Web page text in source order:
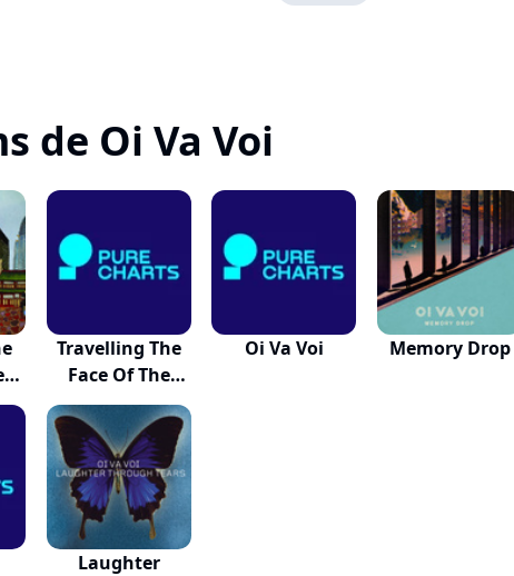
de Oi Va Voi
Travelling The
Face Of The
Globe
Oi Va Voi Memory Drop
Laughter